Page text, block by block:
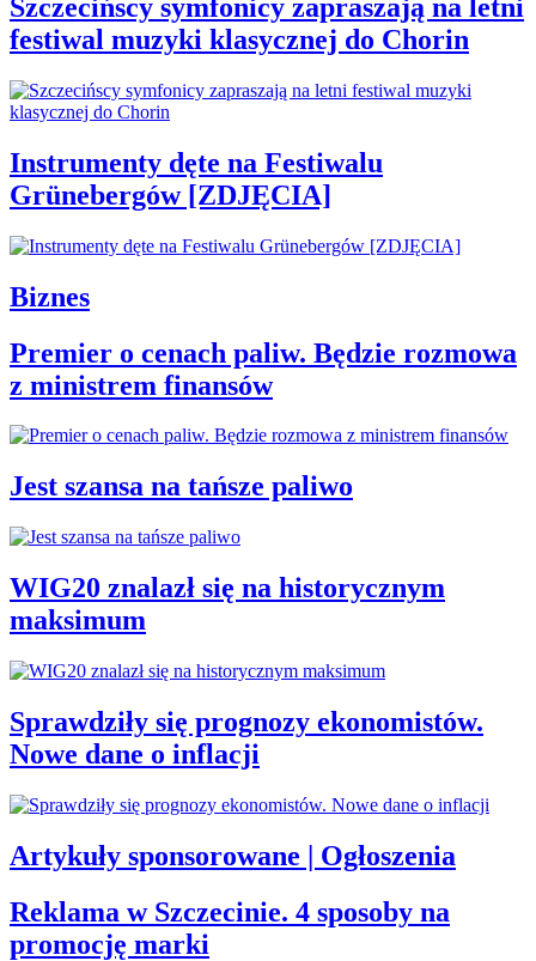
Szczecińscy symfonicy zapraszają na letni
festiwal muzyki klasycznej do Chorin
Instrumenty dęte na Festiwalu
Grünebergów [ZDJĘCIA]
Biznes
Premier o cenach paliw. Będzie rozmowa
z ministrem finansów
Jest szansa na tańsze paliwo
WIG20 znalazł się na historycznym
maksimum
Sprawdziły się prognozy ekonomistów.
Nowe dane o inflacji
Artykuły sponsorowane | Ogłoszenia
Reklama w Szczecinie. 4 sposoby na
promocję marki